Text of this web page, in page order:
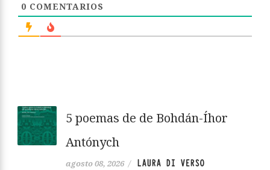
0 COMENTARIOS
5 poemas de de Bohdán-Íhor
Antónych
agosto 08, 2026 / LAURA DI VERSO